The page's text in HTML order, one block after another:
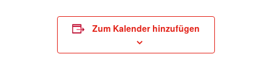
Zum Kalender hinzufügen